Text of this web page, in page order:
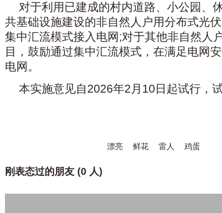
对于利用已建成的村内道路、小公园、
共基础设施建设的非自然人户用分布式光
集中汇流模式接入电网;对于其他非自然人
目，鼓励通过集中汇流模式，在满足电网
电网。
本实施意见自2026年2月10日起试行，
漂亮 鲜花 雷人 鸡蛋
刚表态过的朋友 (0 人)